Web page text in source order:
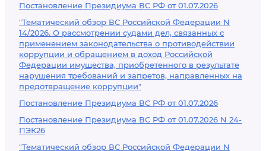
Постановление Президиума ВС РФ от 01.07.2026
"Тематический обзор ВС Российской Федерации N
14/2026. О рассмотрении судами дел, связанных с
применением законодательства о противодействии
коррупции и обращением в доход Российской
Федерации имущества, приобретенного в результате
нарушения требований и запретов, направленных на
предотвращение коррупции"
Постановление Президиума ВС РФ от 01.07.2026
Постановление Президиума ВС РФ от 01.07.2026 N 24-
ПЭК26
"Тематический обзор ВС Российской Федерации N